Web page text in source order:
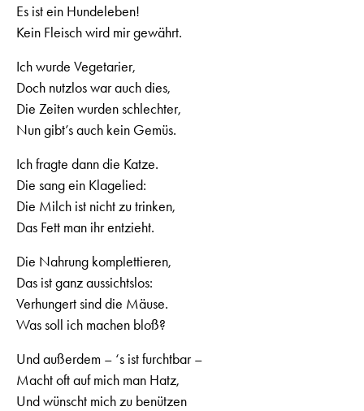
Es ist ein Hundeleben!
Kein Fleisch wird mir gewährt.
Ich wurde Vegetarier,
Doch nutzlos war auch dies,
Die Zeiten wurden schlechter,
Nun gibt’s auch kein Gemüs.
Ich fragte dann die Katze.
Die sang ein Klagelied:
Die Milch ist nicht zu trinken,
Das Fett man ihr entzieht.
Die Nahrung komplettieren,
Das ist ganz aussichtslos:
Verhungert sind die Mäuse.
Was soll ich machen bloß?
Und außerdem – ‘s ist furchtbar –
Macht oft auf mich man Hatz,
Und wünscht mich zu benützen